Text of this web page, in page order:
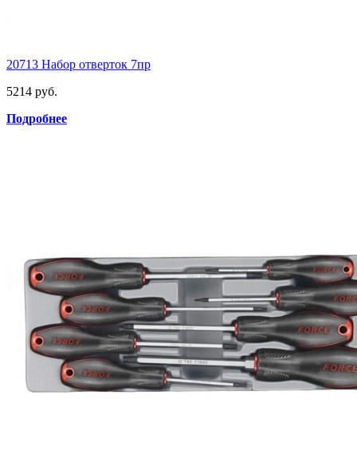
20713 Набор отверток 7пр
5214 руб.
Подробнее